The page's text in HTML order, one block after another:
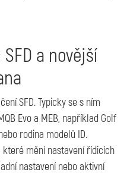
a novější
SFD. Typicky se s ním
Evo a MEB, například Golf
rodina modelů ID.
mění nastavení řídicích
nastavení nebo aktivní